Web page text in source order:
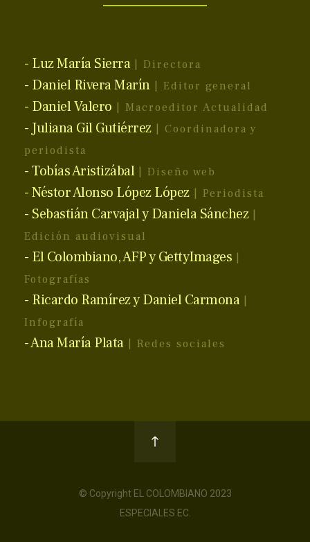
- Luz María Sierra| Directora
- Daniel Rivera Marín| Editor general
- Daniel Valero | Macroeditor Actualidad
- Juliana Gil Gutiérrez| Coordinadora y
periodista
- Tobías Aristizábal| Diseño web
- Néstor Alonso López López| Periodista
- Sebastián Carvajal y Daniela Sánchez|
Edición audiovisual
- El Colombiano, AFP y GettyImages
Fotografías
- Ricardo Ramírez y Daniel Carmona|
Infografía
- Ana María Plata| Redes sociales
© Copyright EL COLOMBIANO 2023
ESPECIALES EC.